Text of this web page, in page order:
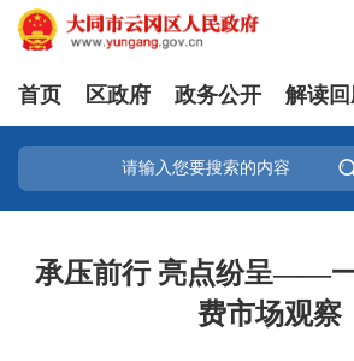
首页 区政府 政务公开 解读
承压前行 亮点纷呈——
费市场观察